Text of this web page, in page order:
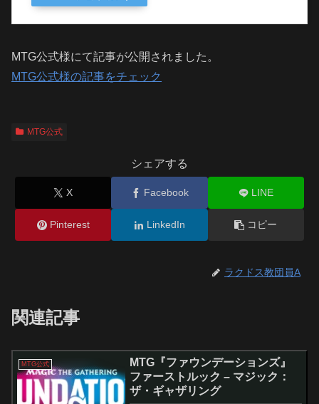
MTG公式様にて記事が公開されました。
MTG公式様の記事をチェック
MTG公式
シェアする
X Facebook LINE
Pinterest LinkedIn コピー
ラクドス教団員A
関連記事
MTG公式
MTG『ファウンデーションズ』
ファーストルック – マジック：
ザ・ギャザリング